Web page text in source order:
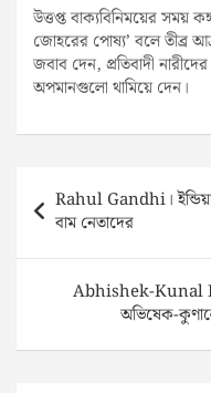
উত্তপ্ত বাক্যবিনিময়ের সময়
জোহরের পোষ্য’ বলে তীব্র
জবাব দেন, প্রতিবাদী
অপমানগুলো থামিয়ে দেন।
navigation
Rahul Gandhi। ইন্ডিয়া
বাম নেতাদের
Abhishek-Kunal
অভিষেক-